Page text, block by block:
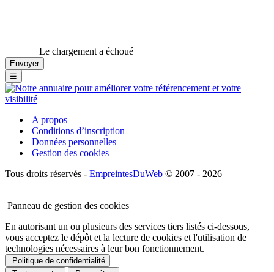
Le chargement a échoué
☰
A propos
Conditions d’inscription
Données personnelles
Gestion des cookies
Tous droits réservés - EmpreintesDuWeb © 2007 - 2026
Panneau de gestion des cookies
En autorisant un ou plusieurs des services tiers listés ci-dessous,
vous acceptez le dépôt et la lecture de cookies et l'utilisation de
technologies nécessaires à leur bon fonctionnement.
Politique de confidentialité